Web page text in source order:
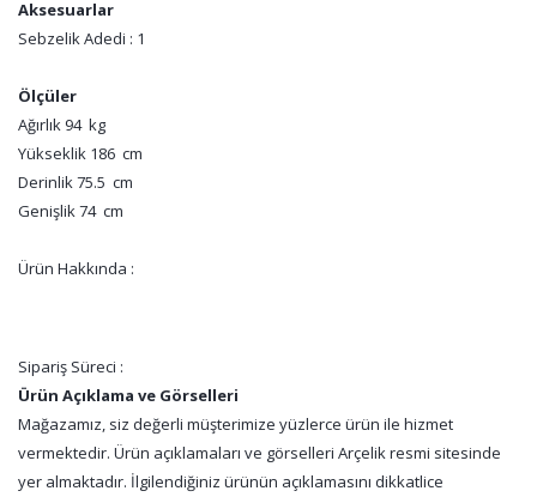
Aksesuarlar
Sebzelik Adedi : 1
Ölçüler
Ağırlık 94 kg
Yükseklik 186 cm
Derinlik 75.5 cm
Genişlik 74 cm
Ürün Hakkında :
Sipariş Süreci :
Ürün Açıklama ve Görselleri
Mağazamız, siz değerli müşterimize yüzlerce ürün ile hizmet
vermektedir. Ürün açıklamaları ve görselleri Arçelik resmi sitesinde
yer almaktadır. İlgilendiğiniz ürünün açıklamasını dikkatlice